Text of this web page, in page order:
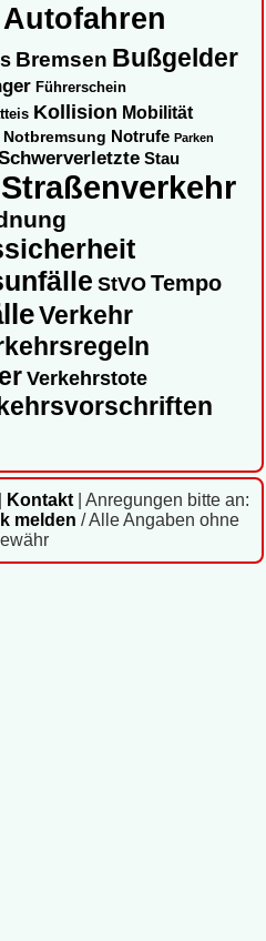
Autofahren
Bremsen Bußgelder
Führerschein
Kollision Mobilität
Notbremsung Notrufe Parken
Stau
Straßenverkehr
StVOTempo
Verkehr
Verkehrstote
Kontakt| Anregungen bitte an:
melden / Alle Angaben ohne